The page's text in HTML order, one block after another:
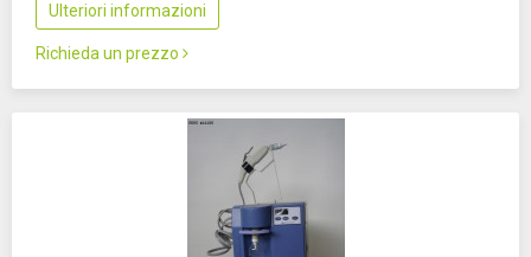
Ulteriori informazioni
Richieda un prezzo